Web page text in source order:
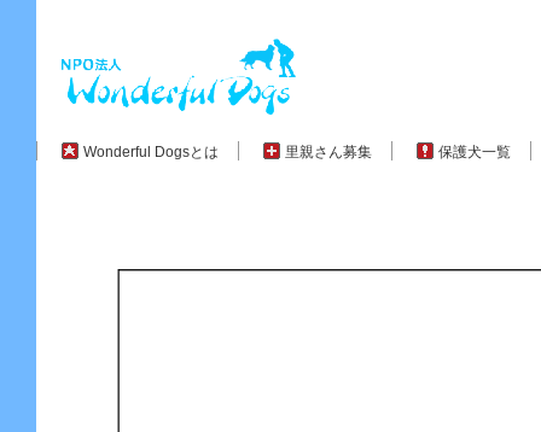
Wonderful Dogsとは 里親さん募集 保護犬一覧